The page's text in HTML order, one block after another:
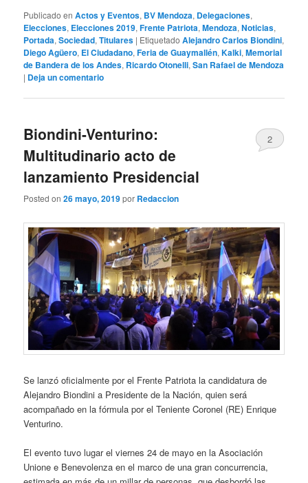
Publicado en Actos y Eventos, BV Mendoza, Delegaciones,
Elecciones, Elecciones 2019,Frente Patriota,Mendoza,Noticias,
Portada,Sociedad,Titulares | Etiquetado Alejandro Carlos Biondini,
Diego Agüero, El Ciudadano,Feria de Guaymallén,Kalki,Memorial
de Bandera de los Andes, Ricardo Otonelli,San Rafael de Mendoza
| Deja un comentario
Biondini-Venturino:
Multitudinario acto de
lanzamiento Presidencial
Posted on26 mayo, 2019por Redaccion
2
Se lanzó oficialmente por el Frente Patriota la candidatura de
Alejandro Biondini a Presidente de la Nación, quien será
acompañado en la fórmula por el Teniente Coronel (RE) Enrique
Venturino.
El evento tuvo lugar el viernes 24 de mayo en la Asociación
Unione e Benevolenza en el marco de una gran concurrencia,